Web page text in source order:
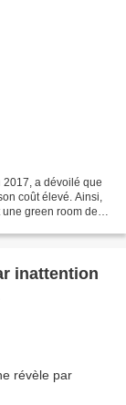
a dévoilé que
coût élevé. Ainsi,
green room de
inattention